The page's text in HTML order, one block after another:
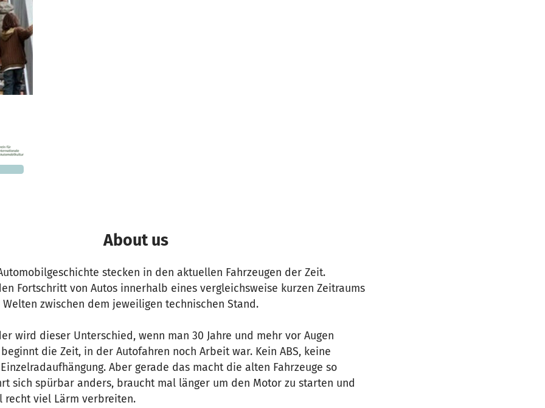
About us
stecken in den aktuellen Fahrzeugen der Zeit.
Fortschritt von Autos innerhalb eines vergleichsweise kurzen Zeitraums
Welten zwischen dem jeweiligen technischen Stand.
wird dieser Unterschied, wenn man 30 Jahre und mehr vor Augen
die Zeit, in der Autofahren noch Arbeit war. Kein ABS, keine
Aber gerade das macht die alten Fahrzeuge so
sich spürbar anders, braucht mal länger um den Motor zu starten und
recht viel Lärm verbreiten.